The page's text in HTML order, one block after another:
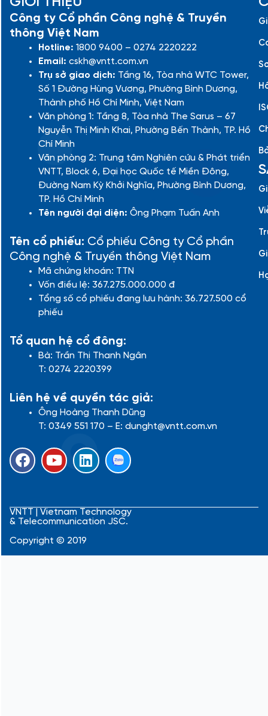
Công ty Cổ phần Công nghệ & Truyền
thông Việt Nam
Hotline: 1800 9400 – 0274 2220222
Email: cskh@vntt.com.vn
Trụ sở giao dịch: Tầng 16, Tòa nhà WTC Tower,
Số 1 Đường Hùng Vương, Phường Bình Dương,
Thành phố Hồ Chí Minh, Việt Nam
Văn phòng 1: Tầng 8, Tòa nhà The Sarus – 67
Nguyễn Thị Minh Khai, Phường Bến Thành, TP. Hồ
Chí Minh
Văn phòng 2: Trung tâm Nghiên cứu & Phát triển
VNTT, Block 6, Đại học Quốc tế Miền Đông,
Đường Nam Kỳ Khởi Nghĩa, Phường Bình Dương,
TP. Hồ Chí Minh
Tên người đại diện: Ông Phạm Tuấn Anh
Tên cổ phiếu: Cổ phiếu Công ty Cổ phần
Công nghệ & Truyền thông Việt Nam
Mã chứng khoán: TTN
Vốn điều lệ: 367.275.000.000 đ
Tổng số cổ phiếu đang lưu hành: 36.727.500 cổ
phiếu
Tổ quan hệ cổ đông:
Bà: Trần Thị Thanh Ngân
T: 0274 2220399
Liên hệ về quyền tác giả:
Ông Hoàng Thanh Dũng
T: 0349 551 170 – E: dunght@vntt.com.vn
F
a
b
o
o
k
Y
o
u
b
e
L
i
e
d
i
n
VNTT | Vietnam Technology
& Telecommunication JSC.
Copyright © 2019